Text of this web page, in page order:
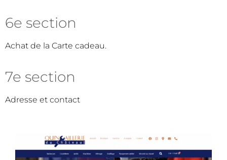
6e section
Achat de la Carte cadeau.
7e section
Adresse et contact